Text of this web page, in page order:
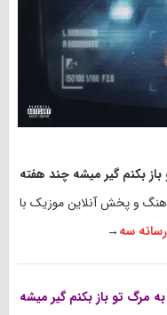
بکنم گیر میشه چند هفته
و پخش آنلاین موزیک با
رسانه سه→
به مرگ تو باز بکنم گیر میشه